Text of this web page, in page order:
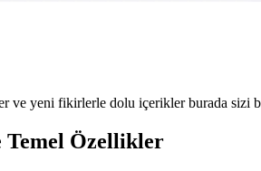
ve yeni fikirlerle dolu içerikler burada sizi
Temel Özellikler